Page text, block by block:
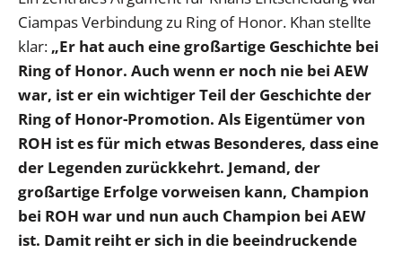
Ciampas Verbindung zu Ring of Honor. Khan stellte
klar: „Er hat auch eine großartige Geschichte bei
Ring of Honor. Auch wenn er noch nie bei AEW
war, ist er ein wichtiger Teil der Geschichte der
Ring of Honor-Promotion. Als Eigentümer von
ROH ist es für mich etwas Besonderes, dass eine
der Legenden zurückkehrt. Jemand, der
großartige Erfolge vorweisen kann, Champion
bei ROH war und nun auch Champion bei AEW
ist. Damit reiht er sich in die beeindruckende